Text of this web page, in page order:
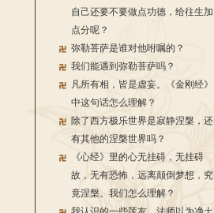
自己还要不要做点功德，给往生加
点分呢？
弥勒菩萨是谁对他咐嘱的？
我们能遇到弥勒菩萨吗？
凡所有相，皆是虚妄。《金刚经》
中这句话怎么理解？
除了西方极乐世界是寂静涅槃，还
有其他的涅槃世界吗？
《心经》里的心无挂碍，无挂碍
故，无有恐怖，远离颠倒梦想，究
竟涅槃。我们怎么理解？